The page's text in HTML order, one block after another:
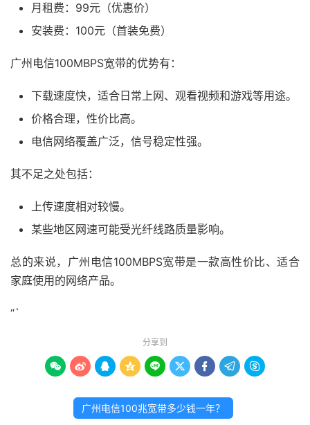
月租费：99元（优惠价）
安装费：100元（首装免费）
广州电信100MBPS宽带的优势有：
下载速度快，适合日常上网、观看视频和游戏等用途。
价格合理，性价比高。
电信网络覆盖广泛，信号稳定性强。
其不足之处包括：
上传速度相对较慢。
某些地区网速可能受光纤线路质量影响。
总的来说，广州电信100MBPS宽带是一款高性价比、适合
家庭使用的网络产品。
“`
分享到
        
广州电信100兆宽带多少钱一年？